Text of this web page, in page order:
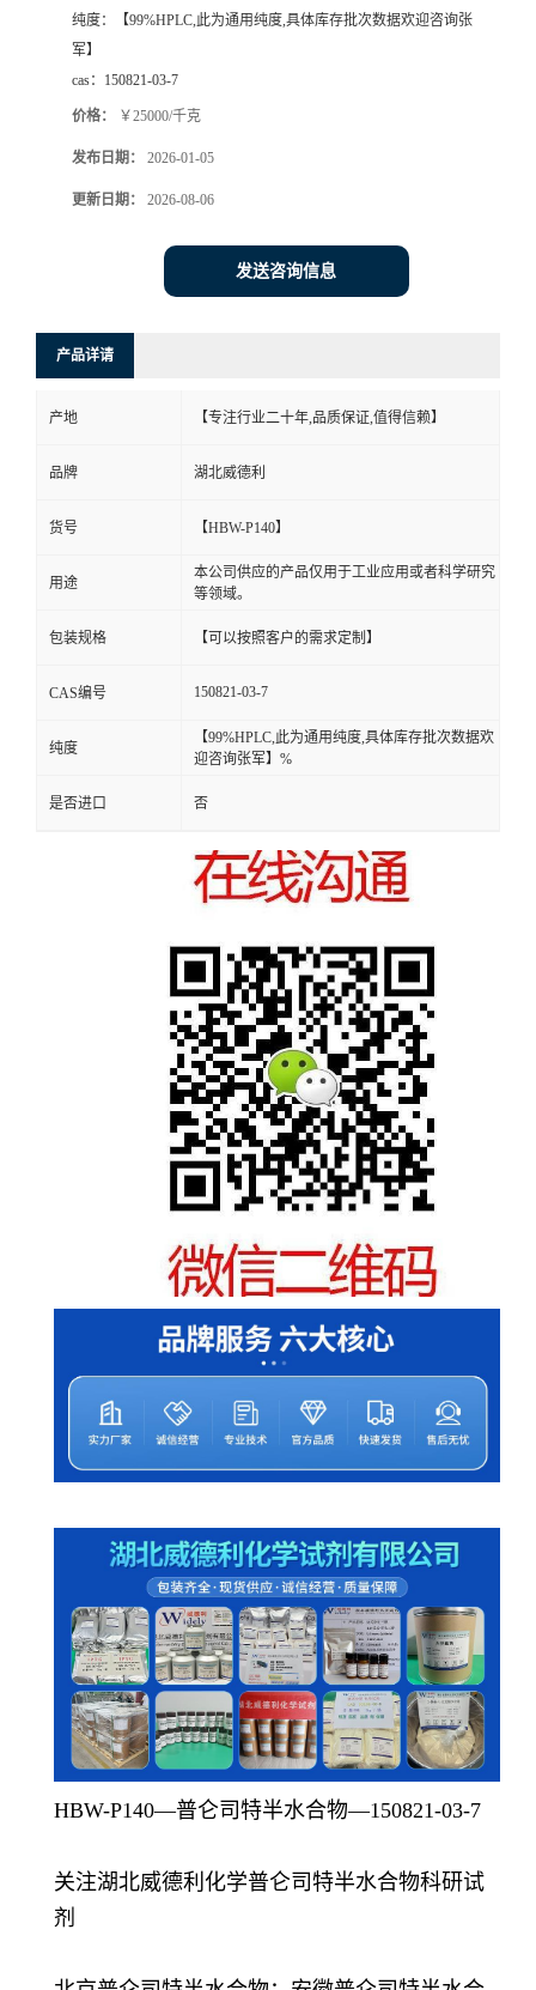
纯度：
【99%HPLC,此为通用纯度,具体库存批次数据欢迎咨询张
军】
cas： 150821-03-7
价格： ￥25000/千克
发布日期： 2026-01-05
更新日期： 2026-08-06
发送咨询信息
产品详请
产地 【专注行业二十年,品质保证,值得信赖】
品牌 湖北威德利
货号 【HBW-P140】
用途
本公司供应的产品仅用于工业应用或者科学研究
等领域。
包装规格 【可以按照客户的需求定制】
CAS编号 150821-03-7
纯度
【99%HPLC,此为通用纯度,具体库存批次数据欢
迎咨询张军】%
是否进口 否
HBW-P140—普仑司特半水合物—150821-03-7
关注湖北威德利化学普仑司特半水合物科研试
剂